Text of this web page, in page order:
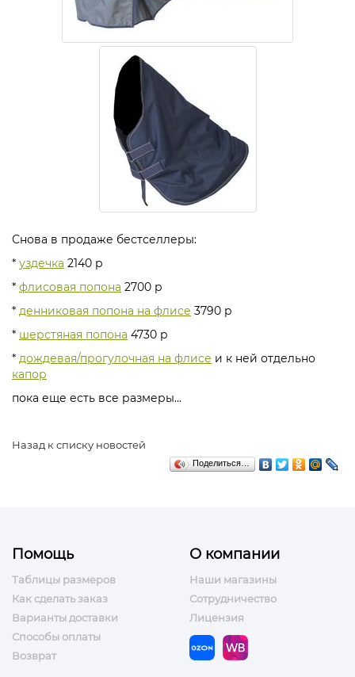
Снова в продаже бестселлеры:
* уздечка 2140 р
* флисовая попона 2700 р
* денниковая попона на флисе 3790 р
* шерстяная попона 4730 р
* дождевая/прогулочная на флисе и к ней отдельно
капор
пока еще есть все размеры...
Назад к списку новостей
Поделиться…
Помощь
Таблицы размеров
Как сделать заказ
Варианты доставки
Способы оплаты
Возврат
О компании
Наши магазины
Сотрудничество
Лицензия